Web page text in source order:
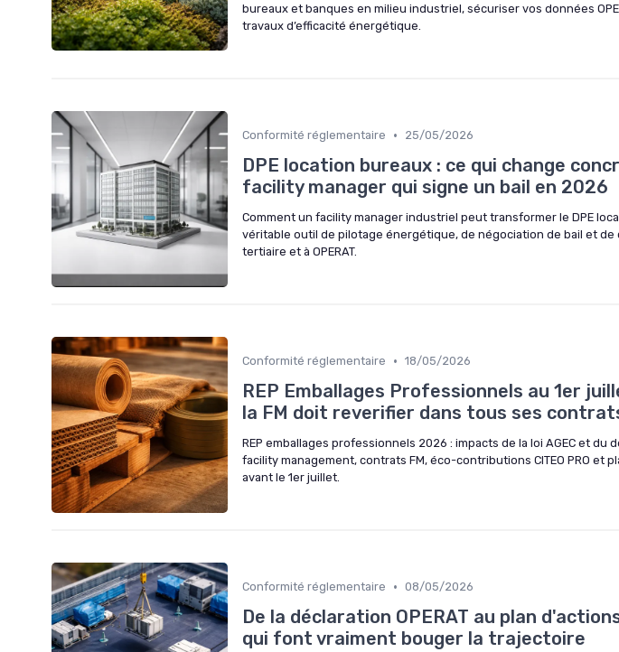
bureaux et banques en milieu industriel, sécuriser vos données
travaux d’efficacité énergétique.
Conformité réglementaire • 25/05/2026
DPE location bureaux : ce qui change
facility manager qui signe un bail en 2026
Comment un facility manager industriel peut transformer le DPE
véritable outil de pilotage énergétique, de négociation de bail et
tertiaire et à OPERAT.
Conformité réglementaire • 18/05/2026
REP Emballages Professionnels au 1er
la FM doit reverifier dans tous ses
REP emballages professionnels 2026 : impacts de la loi AGEC et du
facility management, contrats FM, éco-contributions CITEO PRO et
avant le 1er juillet.
Conformité réglementaire • 08/05/2026
De la déclaration OPERAT au plan
qui font vraiment bouger la trajectoire